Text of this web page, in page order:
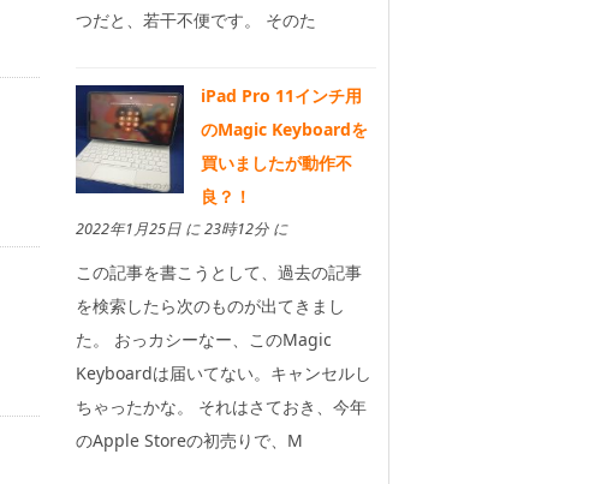
つだと、若干不便です。 そのた
iPad Pro 11インチ用
のMagic Keyboardを
買いましたが動作不
良？！
2022年1月25日 に 23時12分 に
この記事を書こうとして、過去の記事
を検索したら次のものが出てきまし
た。 おっカシーなー、このMagic
Keyboardは届いてない。キャンセルし
ちゃったかな。 それはさておき、今年
のApple Storeの初売りで、M